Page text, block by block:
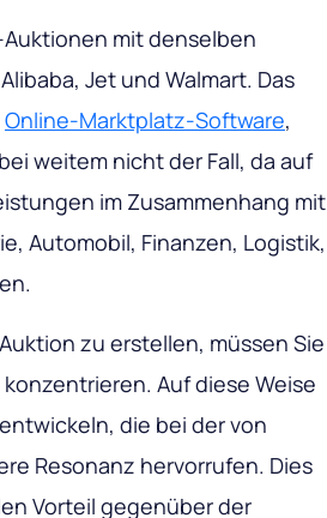
mit denselben
Jet und Walmart. Das
Online-Marktplatz-Software,
weitem nicht der Fall, da auf
im Zusammenhang mit
Automobil, Finanzen, Logistik,
zu erstellen, müssen Sie
Auf diese Weise
die bei der von
Resonanz hervorrufen. Dies
Vorteil gegenüber der